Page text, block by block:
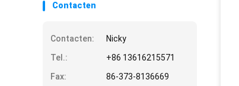
Contacten
Contacten:
Nicky
Tel.:
+86 13616215571
Fax:
86-373-8136669